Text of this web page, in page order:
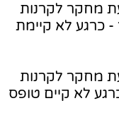
הצעת מחקר לקרנות
- כרגע לא קיימת
הצעת מחקר לקרנות
לא קיים טופס